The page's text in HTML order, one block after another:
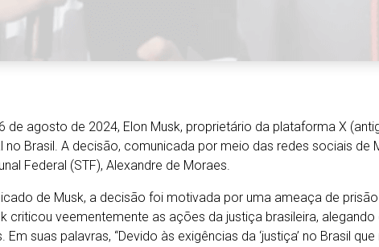
de agosto de 2024, Elon Musk, proprietário da plataforma X
Brasil. A decisão, comunicada por meio das redes sociais de
Federal (STF), Alexandre de Moraes.
de Musk, a decisão foi motivada por uma ameaça de
criticou veementemente as ações da justiça brasileira,
Em suas palavras, “Devido às exigências da ‘justiça’ no Brasil